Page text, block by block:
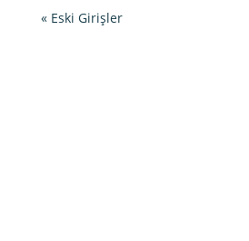
« Eski Girişler